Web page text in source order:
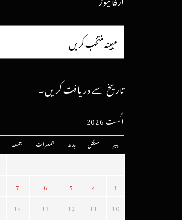
تاریخ سے دریافت کریں۔
اگست 2026
پیر منگل بدھ جمعرات جمعہ
3
4
5
6
7
10
11
12
13
14